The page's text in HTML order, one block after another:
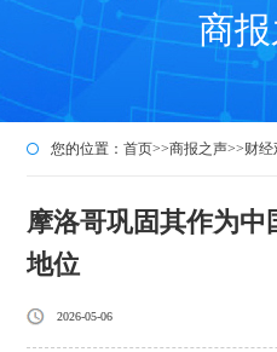
商
您的位置：首页>>商报之声>>财经
摩洛哥巩固其作为中
地位
2026-05-06